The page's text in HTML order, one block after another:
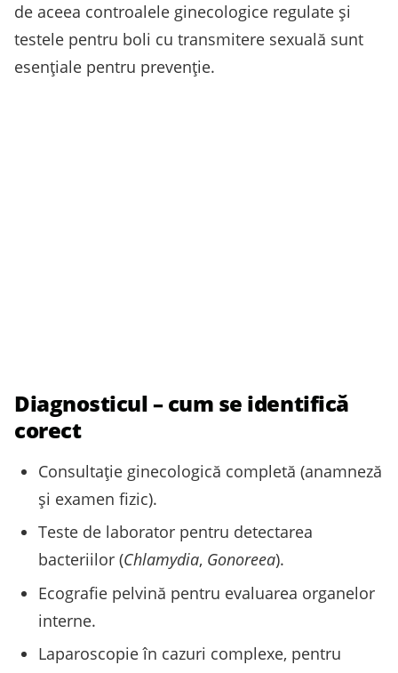
de aceea controalele ginecologice regulate și
testele pentru boli cu transmitere sexuală sunt
esențiale pentru prevenție.
Diagnosticul – cum se identifică
corect
Consultație ginecologică completă (anamneză
și examen fizic).
Teste de laborator pentru detectarea
bacteriilor (Chlamydia, Gonoreea).
Ecografie pelvină pentru evaluarea organelor
interne.
Laparoscopie în cazuri complexe, pentru